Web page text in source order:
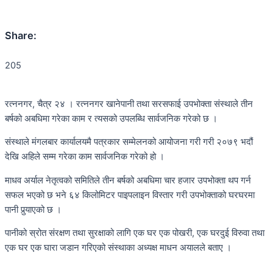
Share:
205
रत्ननगर, चैत्र २४ । रत्ननगर खानेपानी तथा सरसफाई उपभोक्ता संस्थाले तीन
बर्षको अबधिमा गरेका काम र त्यसको उपलब्धि सार्वजनिक गरेको छ ।
संस्थाले मंगलबार कार्यालयमै पत्रकार सम्मेलनको आयोजना गरी गरी २०७९ भदौं
देखि अहिले सम्म गरेका काम सार्वजनिक गरेको हो ।
माधव अर्याल नेतृत्वको समितिले तीन बर्षको अबधिमा चार हजार उपभोक्ता थप गर्न
सफल भएको छ भने ६४ किलोमिटर पाइपलाइन विस्तार गरी उपभोक्ताको घरघरमा
पानी पुर्‍याएको छ ।
पानीको स्रोत संरक्षण तथा सुरक्षाको लागि एक घर एक पोखरी, एक घरदुई विरुवा तथा
एक घर एक घारा जडान गरिएको संस्थाका अध्यक्ष माधन अयालले बताए ।